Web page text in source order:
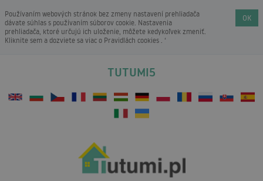
Používaním webových stránok bez zmeny nastavení prehliadača
dávate súhlas s používaním súborov cookie. Nastavenia
prehliadača, ktoré určujú ich uloženie, môžete kedykoľvek zmeniť.
Kliknite sem a dozviete sa viac o Pravidlách cookies . ‘
OK
TUTUMI5